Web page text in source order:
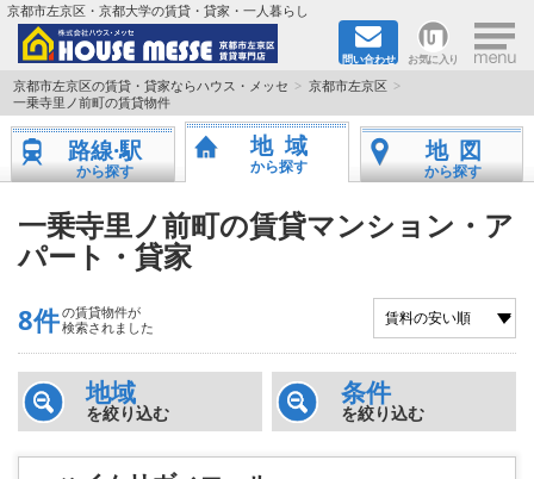
京都市左京区・京都大学の賃貸・貸家・一人暮らし
問い合わせ お気に入り ×
TOPページ
地図から検索
京都大学＆京都芸術大学生さんに
書類DL & 入居者さまへ
家族で住むならマンション？賃家？
一人暮らしの物件特集
京都市左京区の賃貸・貸家ならハウス・メッセ
京都市左京区
一乗寺里ノ前町の賃貸物件
路線·駅
から探す
地域
から探す
地図
から探す
一乗寺里ノ前町の賃貸マンション・ア
パート・貸家
8件の賃貸物件が
検索されました
地域
を絞り込む
条件
を絞り込む